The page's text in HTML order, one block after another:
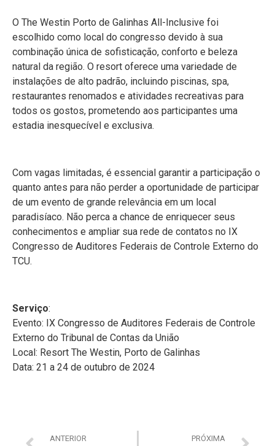
O The Westin Porto de Galinhas All-Inclusive foi
escolhido como local do congresso devido à sua
combinação única de sofisticação, conforto e beleza
natural da região. O resort oferece uma variedade de
instalações de alto padrão, incluindo piscinas, spa,
restaurantes renomados e atividades recreativas para
todos os gostos, prometendo aos participantes uma
estadia inesquecível e exclusiva.
Com vagas limitadas, é essencial garantir a participação o
quanto antes para não perder a oportunidade de participar
de um evento de grande relevância em um local
paradisíaco. Não perca a chance de enriquecer seus
conhecimentos e ampliar sua rede de contatos no IX
Congresso de Auditores Federais de Controle Externo do
TCU.
Serviço:
Evento: IX Congresso de Auditores Federais de Controle
Externo do Tribunal de Contas da União
Local: Resort The Westin, Porto de Galinhas
Data: 21 a 24 de outubro de 2024
ANTERIOR PRÓXIMA